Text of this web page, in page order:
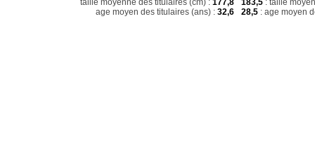
taille moyenne des titulaires (cm) : 177,8
age moyen des titulaires (ans) : 32,6
183,5 : taille
28,5 : age moyen